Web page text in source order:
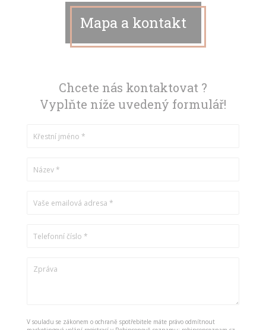
Mapa a kontakt
Chcete nás kontaktovat ?
Vyplňte níže uvedený formulář!
V souladu se zákonem o ochraně spotřebitele máte právo odmítnout